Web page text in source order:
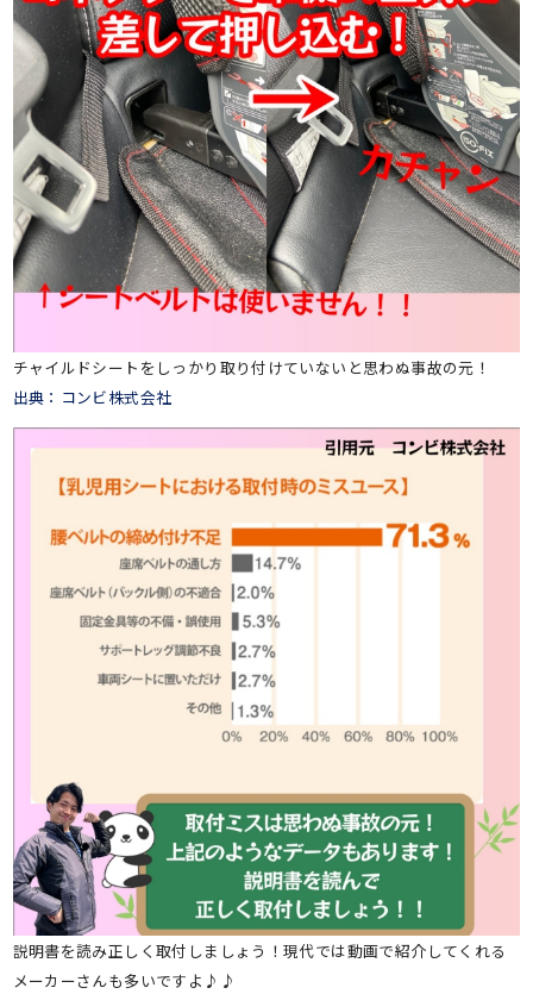
チャイルドシートをしっかり取り付けていないと思わぬ事故の元！
出典：コンビ株式会社
説明書を読み正しく取付しましょう！現代では動画で紹介してくれる
メーカーさんも多いですよ♪♪